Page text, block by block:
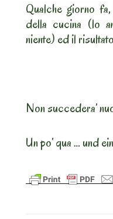
Qualche giorno
della cucina (lo
niente) ed il
Non succedera’
Un po’ qua … und